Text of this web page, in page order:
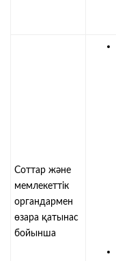
Соттар және
мемлекеттік
органдармен
өзара қатынас
бойынша